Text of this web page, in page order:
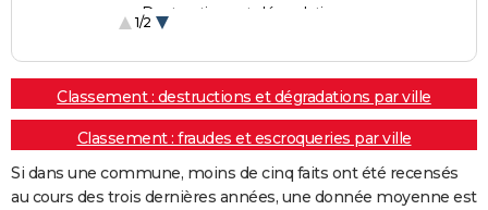
Destructions et dégradations
1/2
Classement : destructions et dégradations par ville
Classement : fraudes et escroqueries par ville
Si dans une commune, moins de cinq faits ont été recensés
au cours des trois dernières années, une donnée moyenne est